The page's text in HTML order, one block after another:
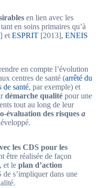
en lien avec les
en soins primaires qu’à
et ESPRIT [2013], ENEIS
en compte l’évolution
centres de santé (arrêté du
de santé, par exemple) et
démarche qualité pour une
tout au long de leur
évaluation des risques a
les CDS pour les
être réalisée de façon
et le plan d’action
s’impliquer dans une